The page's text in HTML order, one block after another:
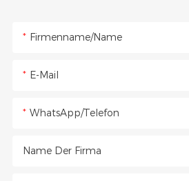
Firmenname/Name
E-Mail
WhatsApp/Telefon
Name Der Firma